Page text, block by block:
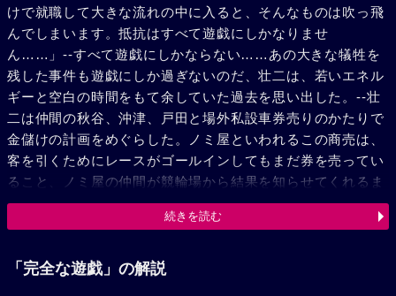
けで就職して大きな流れの中に入ると、そんなものは吹っ飛
んでしまいます。抵抗はすべて遊戯にしかなりませ
ん……」--すべて遊戯にしかならない……あの大きな犠牲を
残した事件も遊戯にしか過ぎないのだ、壮二は、若いエネル
ギーと空白の時間をもて余していた過去を思い出した。--壮
二は仲間の秋谷、沖津、戸田と場外私設車券売りのかたりで
金儲けの計画をめぐらした。ノミ屋といわれるこの商売は、
客を引くためにレースがゴールインしてもまだ券を売ってい
ること、ノミ屋の仲間が競輪場から結果を知らせてくれるま
でに五分の時差があること、この二つを利用し、仲間の一人
が競輪場に張込み、結果を逸早く私設売場の仲間に報せて当
万円を儲けた。が、ノミ屋には金の用意がなく、責任者の松
続きを読む
「完全な遊戯」の解説